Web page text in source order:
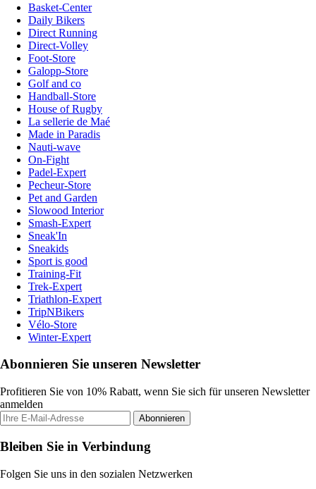
Basket-Center
Daily Bikers
Direct Running
Direct-Volley
Foot-Store
Galopp-Store
Golf and co
Handball-Store
House of Rugby
La sellerie de Maé
Made in Paradis
Nauti-wave
On-Fight
Padel-Expert
Pecheur-Store
Pet and Garden
Slowood Interior
Smash-Expert
Sneak'In
Sneakids
Sport is good
Training-Fit
Trek-Expert
Triathlon-Expert
TripNBikers
Vélo-Store
Winter-Expert
Abonnieren Sie unseren Newsletter
Profitieren Sie von 10% Rabatt, wenn Sie sich für unseren Newsletter
anmelden
Abonnieren
Bleiben Sie in Verbindung
Folgen Sie uns in den sozialen Netzwerken